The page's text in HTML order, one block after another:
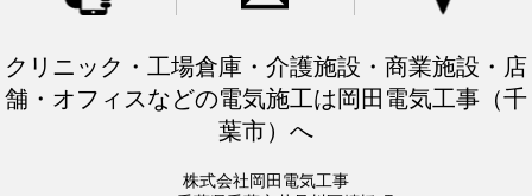
クリニック・工場倉庫・介護施設・商業施設・店
舗・オフィスなどの電気施工は岡田電気工事（千
葉市）へ
株式会社岡田電気工事